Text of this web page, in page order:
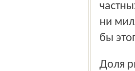
ни
бы
Доля рынка, по его мнению, составляющая сегодня в